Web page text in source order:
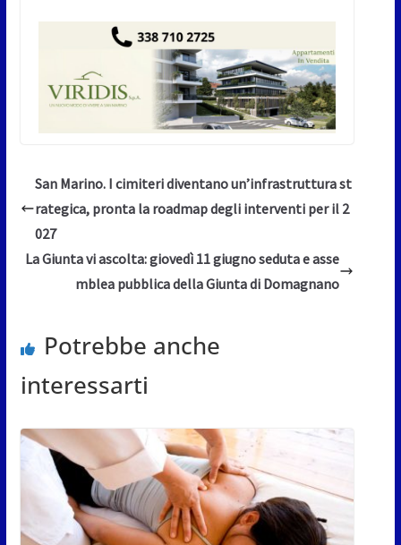
San Marino. I cimiteri diventano un’infrastruttura st
rategica, pronta la roadmap degli interventi per il 2
027
La Giunta vi ascolta: giovedì 11 giugno seduta e asse
mblea pubblica della Giunta di Domagnano
Potrebbe anche
interessarti